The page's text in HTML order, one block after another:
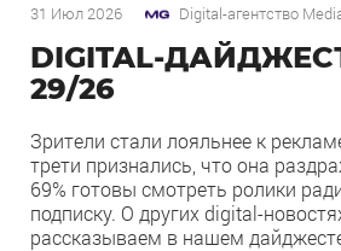
31 Июл 2026 Digital-агентство
DIGITAL-
29/26
Зрители стали лояльнее к
трети признались, что она
69% готовы смотреть ролики
подписку. О других digital-
рассказываем в нашем